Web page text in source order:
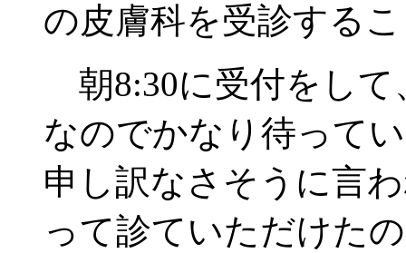
の皮膚科を受診する
朝8:30に受付をして
なのでかなり待って
申し訳なさそうに言
って診ていただけた